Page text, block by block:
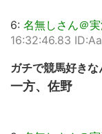
6: 名無しさん＠
16:32:46.83
ガチで競馬好き
一方、佐野